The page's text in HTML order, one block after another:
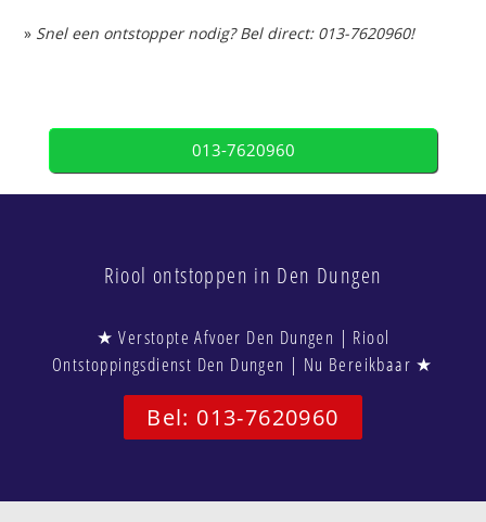
» Snel een ontstopper nodig? Bel direct: 013-7620960!
013-7620960
Riool ontstoppen in Den Dungen
★ Verstopte Afvoer Den Dungen | Riool
Ontstoppingsdienst Den Dungen | Nu Bereikbaar ★
Bel: 013-7620960